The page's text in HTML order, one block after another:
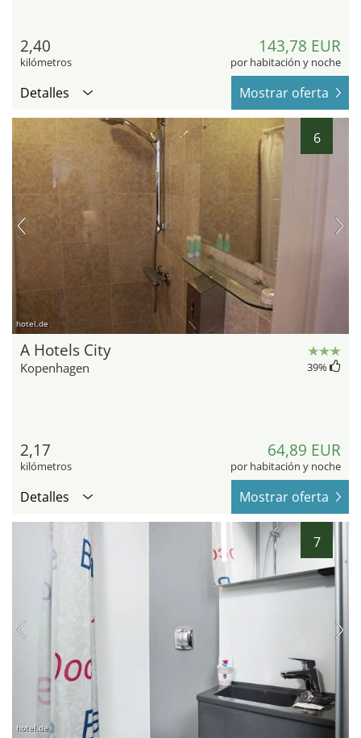
2,40
kilómetros
143,78 EUR
por habitación y noche
Detalles Mostrar oferta
6
hotel.de
A Hotels City
Kopenhagen 39%
2,17
kilómetros
64,89 EUR
por habitación y noche
Detalles Mostrar oferta
7
hotel.de